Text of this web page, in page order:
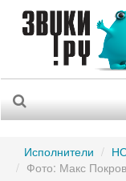
Исполнители
Фото: Макс